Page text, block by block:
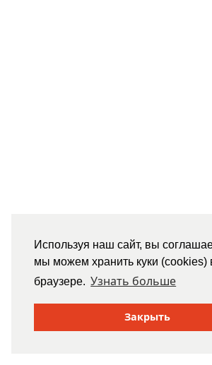
Используя наш сайт, вы
мы можем хранить куки
браузере. Узнать больше
Закрыть